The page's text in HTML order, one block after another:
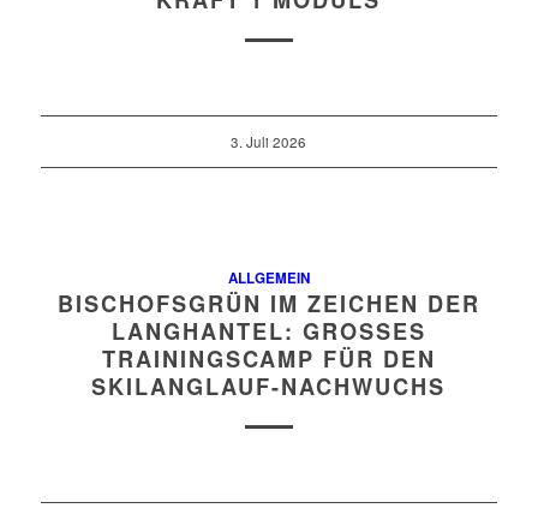
3. Juli 2026
ALLGEMEIN
BISCHOFSGRÜN IM ZEICHEN DER
LANGHANTEL: GROSSES T
RAININGSCAMP FÜR DEN S
KILANGLAUF-NACHWUCHS